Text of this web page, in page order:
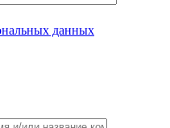
данных